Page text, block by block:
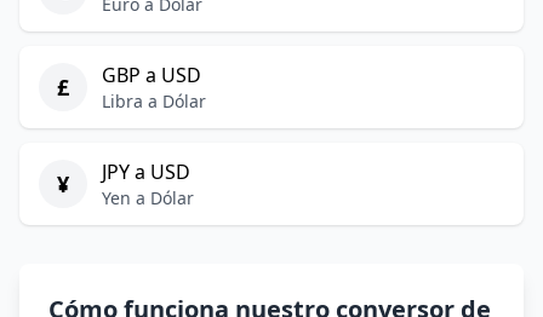
£ GBP a USD
Libra a Dólar
¥ JPY a USD
Yen a Dólar
Cómo funciona nuestro conversor de